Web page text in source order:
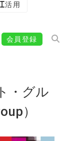
活用
会員登録
・グル
）